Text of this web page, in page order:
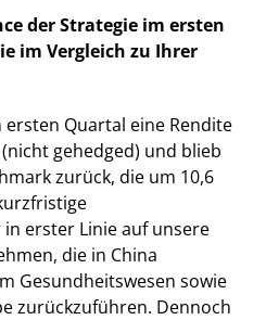
der Strategie im ersten
im Vergleich zu Ihrer
Quartal eine Rendite
gehedged) und blieb
zurück, die um 10,6
erster Linie auf unsere
die in China
Gesundheitswesen sowie
zurückzuführen. Dennoch